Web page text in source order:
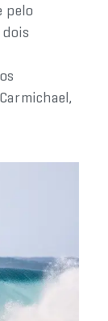
pelo